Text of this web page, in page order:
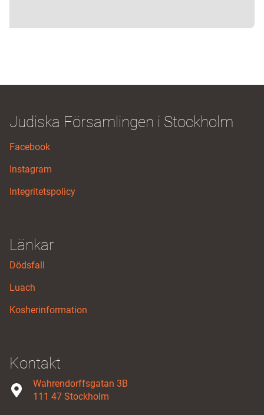
Judiska Församlingen i Stockholm
Facebook
Instagram
Integritetspolicy
Länkar
Dödsfall
Luach
Kosherinformation
Kontakt
Wahrendorffsgatan 3B
111 47 Stockholm